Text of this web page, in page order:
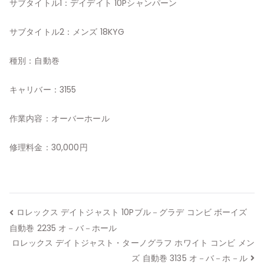
サブタイトル1：デイデイト 10Pシャンパーン
サブタイトル2：メンズ 18KYG
種別：自動巻
キャリバー：3155
作業内容：オーバーホール
修理料金：30,000円
投
稿
ロレックス デイトジャスト 10Pブル－グラデ コンビ ボーイズ
自動巻 2235 オ－バ－ホール
ロレックス デイトジャスト・ターノグラフ ホワイト コンビ メン
ズ 自動巻 3135 オ－バ－ホ－ル